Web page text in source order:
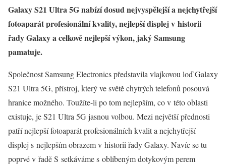
Galaxy S21 Ultra 5G nabízí dosud nejvyspělejší a nejchytřejší
fotoaparát profesionální kvality, nejlepší displej v historii
řady Galaxy a celkově nejlepší výkon, jaký Samsung
pamatuje.
Společnost Samsung Electronics představila vlajkovou loď Galaxy
S21 Ultra 5G, přístroj, který ve světě chytrých telefonů posouvá
hranice možného. Toužíte-li po tom nejlepším, co v této oblasti
existuje, je S21 Ultra 5G jasnou volbou. Mezi největší přednosti
patří nejlepší fotoaparát profesionálních kvalit a nejchytřejší
displej s nejlepším obrazem v historii řady Galaxy. Navíc se tu
poprvé v řadě S setkáváme s oblíbeným dotykovým perem